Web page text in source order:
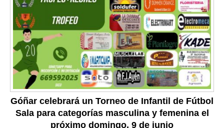
Góñar celebrará un Torneo de Infantil de Fútbol
Sala para categorías masculina y femenina el
próximo domingo, 9 de junio